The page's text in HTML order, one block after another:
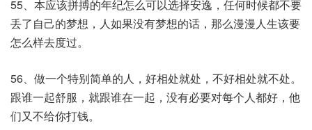
55、本应该拼搏的年纪怎么可以选择安逸，任何时候都不要
丢了自己的梦想，人如果没有梦想的话，那么漫漫人生该要
怎么样去度过。
56、做一个特别简单的人，好相处就处，不好相处就不处。
跟谁一起舒服，就跟谁在一起，没有必要对每个人都好，他
们又不给你打钱。